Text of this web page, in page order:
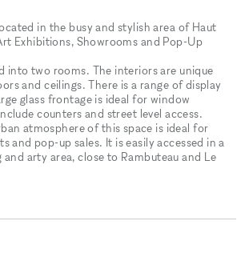
in the busy and stylish area of Haut
Exhibitions, Showrooms and Pop-Up
into two rooms. The interiors are unique
and ceilings. There is a range of display
glass frontage is ideal for window
counters and street level access.
atmosphere of this space is ideal for
and pop-up sales. It is easily accessed in a
arty area, close to Rambuteau and Le